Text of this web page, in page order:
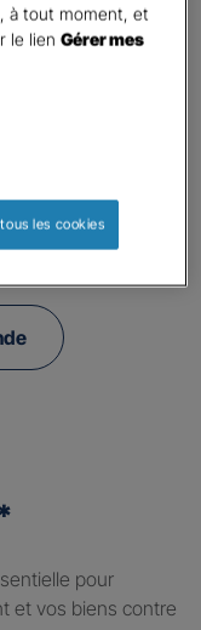
ce formulaire,
consulter notre
pour
et vos biens contre
à tout moment, et
le lienGérer mes
les cookies